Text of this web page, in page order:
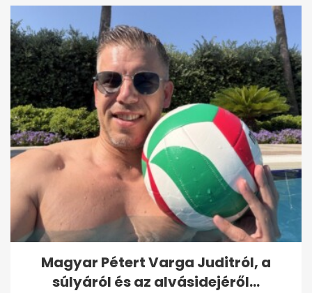
Magyar Pétert Varga Juditról, a
súlyáról és az alvásidejéről...